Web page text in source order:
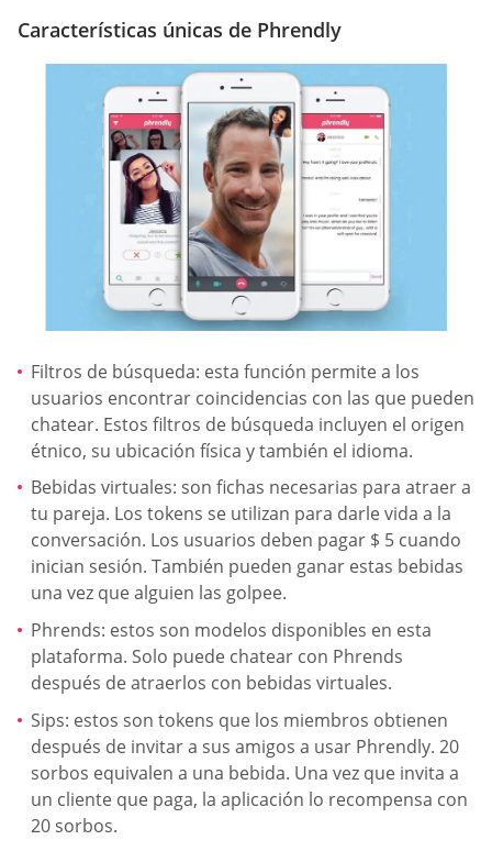
Características únicas de Phrendly
Filtros de búsqueda: esta función permite a los
usuarios encontrar coincidencias con las que pueden
chatear. Estos filtros de búsqueda incluyen el origen
étnico, su ubicación física y también el idioma.
Bebidas virtuales: son fichas necesarias para atraer a
tu pareja. Los tokens se utilizan para darle vida a la
conversación. Los usuarios deben pagar $ 5 cuando
inician sesión. También pueden ganar estas bebidas
una vez que alguien las golpee.
Phrends: estos son modelos disponibles en esta
plataforma. Solo puede chatear con Phrends
después de atraerlos con bebidas virtuales.
Sips: estos son tokens que los miembros obtienen
después de invitar a sus amigos a usar Phrendly. 20
sorbos equivalen a una bebida. Una vez que invita a
un cliente que paga, la aplicación lo recompensa con
20 sorbos.